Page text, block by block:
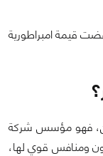
قيمة امبراطورية
فهو مؤسس شركة
ومنافس قوي لها،